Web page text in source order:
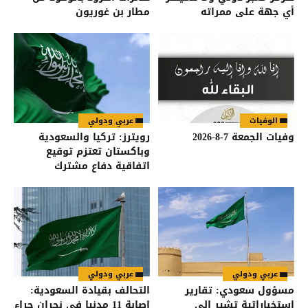
أي جهة على ممراته مطار بن غوريون
الوفيات
وفيات الجمعة 7-8-2026
عربي ودولي
رويترز: تركيا والسعودية
وباكستان تعتزم توقيع
اتفاقية دفاع مشترك
عربي ودولي
مسؤول سعودي: تقارير
عربي ودولي
التحالف بقيادة السعودية: